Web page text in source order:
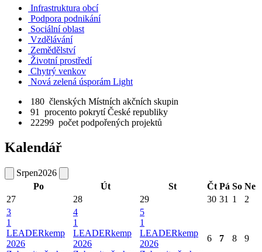
Infrastruktura obcí
Podpora podnikání
Sociální oblast
Vzdělávání
Zemědělství
Životní prostředí
Chytrý venkov
Nová zelená úsporám Light
180 členských Místních akčních skupin
91
procento pokrytí České republiky
22299 počet podpořených projektů
Kalendář
Srpen2026
Po
Út St Čt Pá So Ne
27
28 29 30 31 1
2
3
1
LEADERkemp
2026
4
1
LEADERkemp
2026
5
1
LEADERkemp
2026
6 7 8 9